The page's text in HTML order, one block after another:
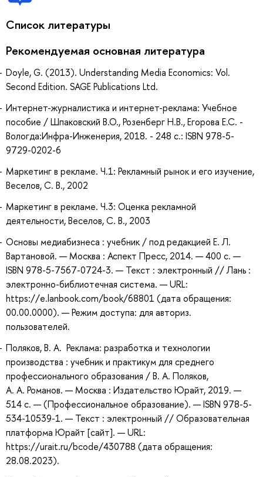
Список литературы
Рекомендуемая основная литература
Doyle, G. (2013). Understanding Media Economics: Vol.
Second Edition. SAGE Publications Ltd.
Интернет-журналистика и интернет-реклама: Учебное
пособие / Шпаковский В.О., Розенберг Н.В., Егорова Е.С. -
Вологда:Инфра-Инженерия, 2018. - 248 с.: ISBN 978-5-
9729-0202-6
Маркетинг в рекламе. Ч.1: Рекламный рынок и его изучение,
Веселов, С. В., 2002
Маркетинг в рекламе. Ч.3: Оценка рекламной
деятельности, Веселов, С. В., 2003
Основы медиабизнеса : учебник / под редакцией Е. Л.
Вартановой. — Москва : Аспект Пресс, 2014. — 400 с. —
ISBN 978-5-7567-0724-3. — Текст : электронный // Лань :
электронно-библиотечная система. — URL:
https://e.lanbook.com/book/68801 (дата обращения:
00.00.0000). — Режим доступа: для авториз.
пользователей.
Поляков, В. А. Реклама: разработка и технологии
производства : учебник и практикум для среднего
профессионального образования / В. А. Поляков,
А. А. Романов. — Москва : Издательство Юрайт, 2019. —
514 с. — (Профессиональное образование). — ISBN 978-5-
534-10539-1. — Текст : электронный // Образовательная
платформа Юрайт [сайт]. — URL:
https://urait.ru/bcode/430788 (дата обращения:
28.08.2023).